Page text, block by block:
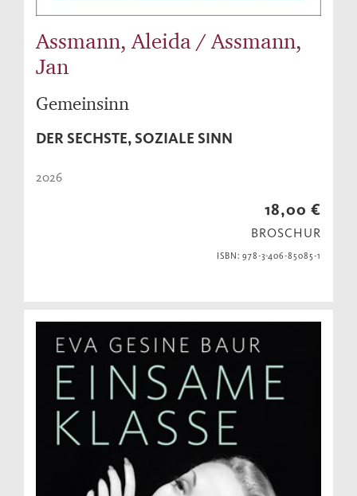
Assmann, Aleida / Assmann,
Jan
Gemeinsinn
DER SECHSTE, SOZIALE SINN
2026
18,00 €
BROSCHUR
ISBN: 978-3-406-85085-1